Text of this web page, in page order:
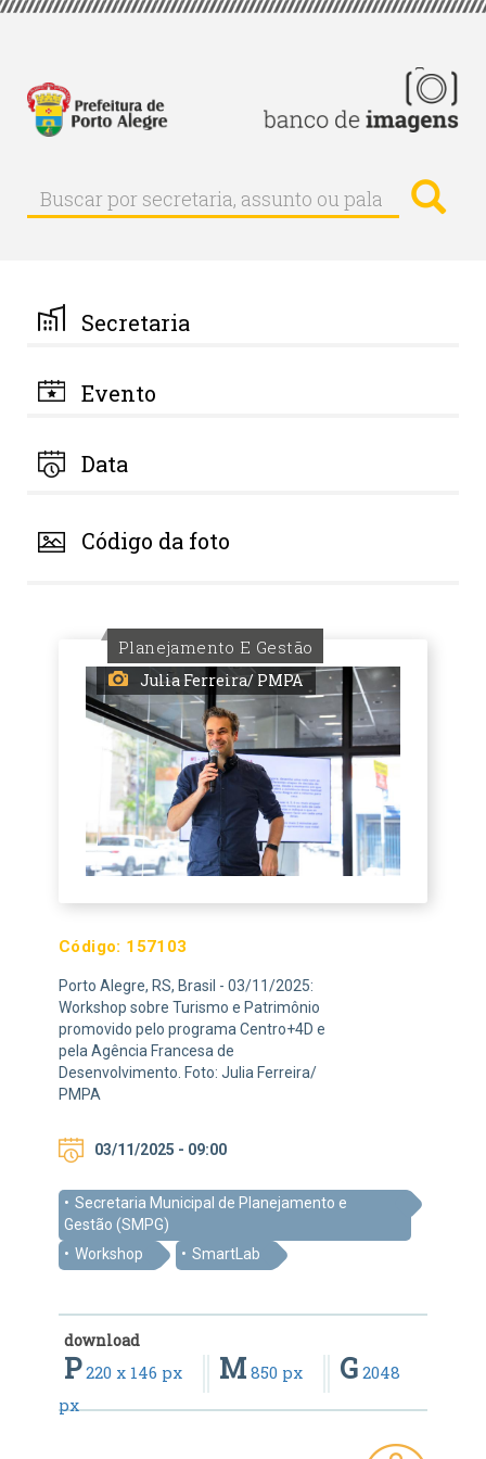
Pular
principal
Buscar
Buscar
por
palavra-
chave
Secretaria
Evento
Data
Código da foto
Planejamento E Gestão
Julia Ferreira/ PMPA
Código: 157103
Porto Alegre, RS, Brasil - 03/11/2025:
Workshop sobre Turismo e Patrimônio
promovido pelo programa Centro+4D e
pela Agência Francesa de
Desenvolvimento. Foto: Julia Ferreira/
PMPA
03/11/2025 - 09:00
Secretaria Municipal de Planejamento e
Gestão (SMPG)
Workshop
SmartLab
download
P220 x 146 px M 850 px G 2048
px